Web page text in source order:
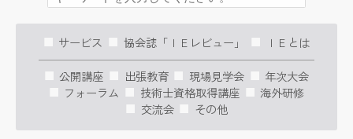
サービス 協会誌「ＩＥレビュー」 ＩＥとは
公開講座 出張教育 現場見学会
年次大会
フォーラム
技術士資格取得講座
海外研修
交流会
その他